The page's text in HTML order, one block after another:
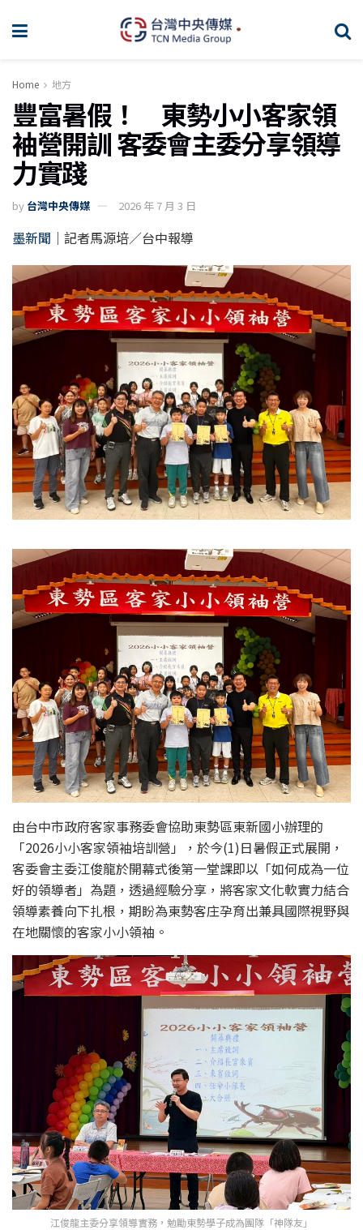
Home 地方
豐富暑假！ 東勢小小客家領
袖營開訓 客委會主委分享領導
力實踐
by 台灣中央傳媒 2026 年 7 月 3 日
墨新聞 ｜記者馬源培／台中報導
由台中市政府客家事務委會協助東勢區東新國小辦理的
「2026小小客家領袖培訓營」，於今(1)日暑假正式展開，
客委會主委江俊龍於開幕式後第一堂課即以「如何成為一位
好的領導者」為題，透過經驗分享，將客家文化軟實力結合
領導素養向下扎根，期盼為東勢客庄孕育出兼具國際視野與
在地關懷的客家小小領袖。
江俊龍主委分享領導實務，勉勵東勢學子成為團隊「神隊友」